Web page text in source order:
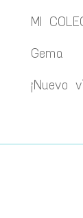
MI
Gema
¡Nuevo